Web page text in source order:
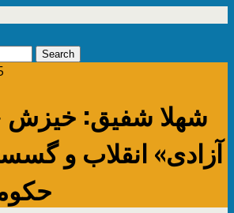
شهلا شفیق: خیزش
آزادی» انقلاب و